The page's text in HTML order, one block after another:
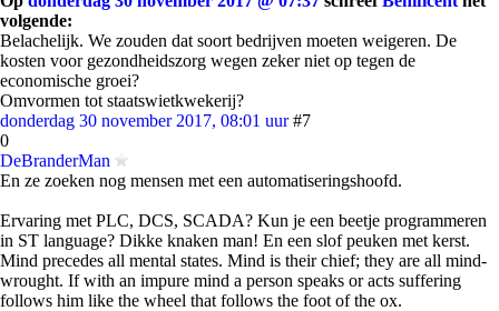
volgende:
Belachelijk. We zouden dat soort bedrijven moeten weigeren. De
kosten voor gezondheidszorg wegen zeker niet op tegen de
economische groei?
Omvormen tot staatswietkwekerij?
donderdag 30 november 2017, 08:01 uur #7
0
DeBranderMan
En ze zoeken nog mensen met een automatiseringshoofd.
Ervaring met PLC, DCS, SCADA? Kun je een beetje programmeren
in ST language? Dikke knaken man! En een slof peuken met kerst.
Mind precedes all mental states. Mind is their chief; they are all mind-
wrought. If with an impure mind a person speaks or acts suffering
follows him like the wheel that follows the foot of the ox.